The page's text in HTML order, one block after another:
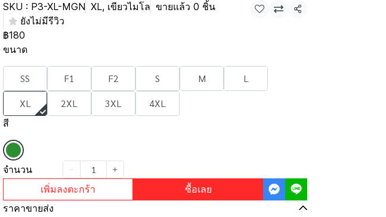
SKU : P3-XL-MGN XL, เขียวไมโล ขายแล้ว 0 ชิ้น
ยังไม่มีรีวิว
แชร์
฿180
ขนาด
SS F1 F2 S M
L
XL
2XL 3XL 4XL
สี
จำนวน
เพิ่มลงตะกร้า ซื้อเลย
ราคาขายส่ง